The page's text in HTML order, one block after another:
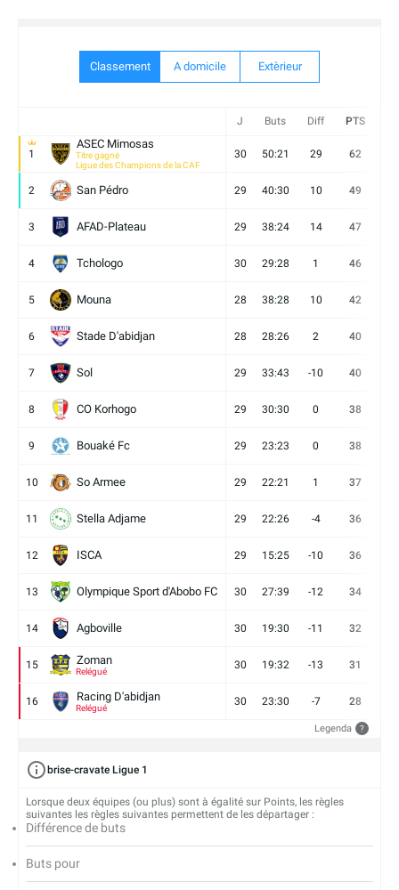
Classement A domicile Extèrieur
J Buts Diff PTS
1
ASEC Mimosas
Titre gagné
Ligue des Champions de la CAF
30 50:21 29 62
2 San Pédro 29 40:30 10 49
3 AFAD-Plateau 29 38:24 14 47
4 Tchologo 30 29:28 1 46
5 Mouna 28 38:28 10 42
6 Stade D'abidjan 28 28:26 2 40
7 Sol 29 33:43 -10 40
8 CO Korhogo 29 30:30 0 38
9 Bouaké Fc 29 23:23 0 38
10 So Armee 29 22:21 1 37
11 Stella Adjame 29 22:26 -4 36
12 ISCA 29 15:25 -10 36
13 Olympique Sport d'Abobo FC 30 27:39 -12 34
14 Agboville 30 19:30 -11 32
15 Zoman
Relégué
30 19:32 -13 31
16 Racing D'abidjan
Relégué
30 23:30 -7 28
Legenda ?
brise-cravate Ligue 1
Lorsque deux équipes (ou plus) sont à égalité sur Points, les règles
suivantes les règles suivantes permettent de les départager :
Différence de buts
Buts pour